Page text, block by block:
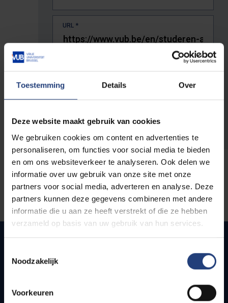
Toestemming Details Over
Deze website maakt gebruik van cookies
We gebruiken cookies om content en advertenties te
personaliseren, om functies voor social media te bieden
en om ons websiteverkeer te analyseren. Ook delen we
informatie over uw gebruik van onze site met onze
partners voor social media, adverteren en analyse. Deze
partners kunnen deze gegevens combineren met andere
informatie die u aan ze heeft verstrekt of die ze hebben
verzameld op basis van uw gebruik van hun services.
Noodzakelijk
Voorkeuren
URL *
De volledige URL van de pagina waar je de fout zag.
Snel naar